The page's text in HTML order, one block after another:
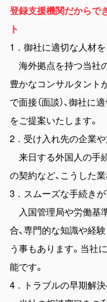
登録支援機関だからで
ト
1．御社に適切な人材
海外拠点を持つ当社
豊かなコンサルタント
で面接（面談）、御社に
をご提案いたします。
2．受け入れ先の企業
来日する外国人の手
の契約など、こうした
3．スムーズな手続き
入国管理局や労働基
合、専門的な知識や経
う事もあります。当社
能です。
4．トラブルの早期解